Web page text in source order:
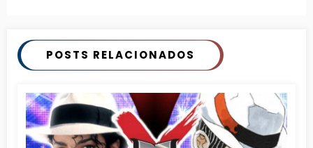
POSTS RELACIONADOS